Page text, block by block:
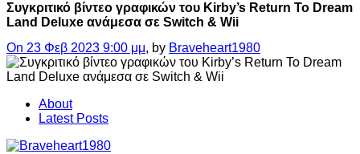
Συγκριτικό βίντεο γραφικών του Kirby’s Return To Dream
Land Deluxe ανάμεσα σε Switch & Wii
On 23 Φεβ 2023 9:00 μμ, by Braveheart1980
About
Latest Posts